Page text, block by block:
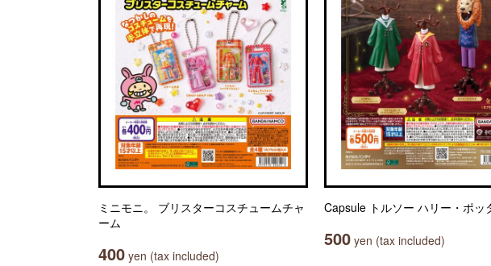
ミニモニ。 ブリスターコスチュームチャ
ーム
400 yen (tax included)
Capsule トルソー ハリー・ポッ
500 yen (tax included)